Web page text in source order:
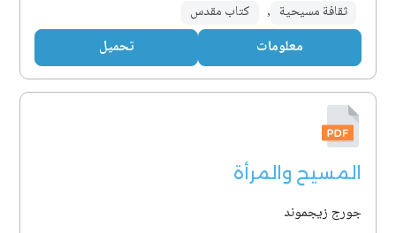
ثقافة مسيحية , كتاب مقدس
معلومات تحميل
المسيح والمرأة
جورج زيجموند